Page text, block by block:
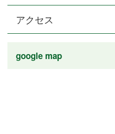
アクセス
google map